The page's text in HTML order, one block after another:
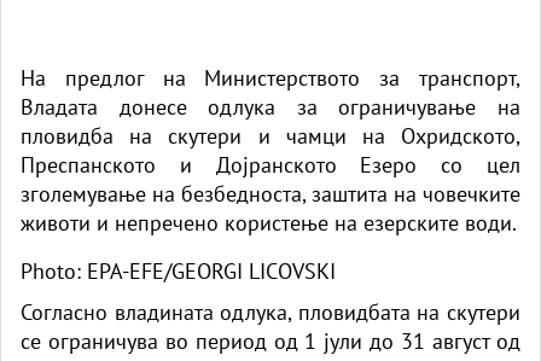
На предлог на Министерството за транспорт,
Владата донесе одлука за ограничување на
пловидба на скутери и чамци на Охридското,
Преспанското и Дојранското Езеро со цел
зголемување на безбедноста, заштита на човечките
животи и непречено користење на езерските води.
Photo: EPA-EFE/GEORGI LICOVSKI
Согласно владината одлука, пловидбата на скутери
се ограничува во период од 1 јули до 31 август од